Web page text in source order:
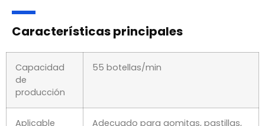
Características principales
Capacidad
de
producción
55 botellas/min
Aplicable Adecuado para gomitas, pastillas,